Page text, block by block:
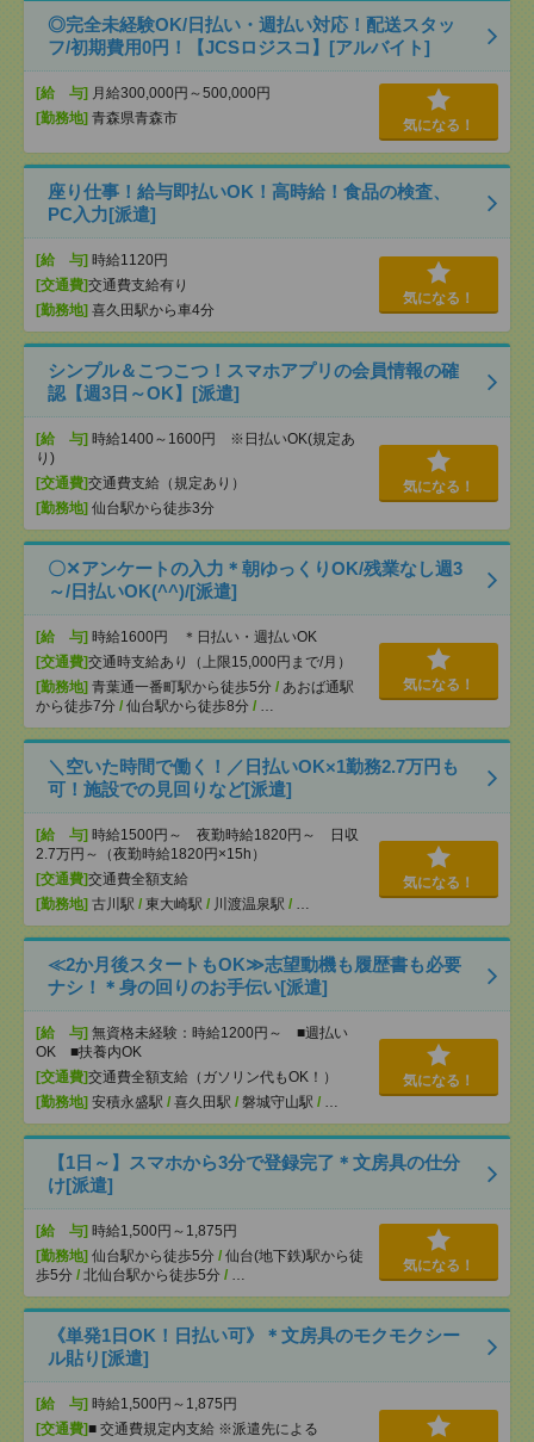
◎完全未経験OK/日払い・週払い対応！配送スタッ
フ/初期費用0円！【JCSロジスコ】[アルバイト]
[給 与] 月給300,000円～500,000円
[勤務地] 青森県青森市 気になる！
座り仕事！給与即払いOK！高時給！食品の検査、
PC入力[派遣]
[給 与] 時給1120円
[交通費]交通費支給有り
[勤務地] 喜久田駅から車4分
気になる！
シンプル＆こつこつ！スマホアプリの会員情報の確
認【週3日～OK】[派遣]
[給 与] 時給1400～1600円 ※日払いOK(規定あ
り)
[交通費]交通費支給（規定あり）
[勤務地] 仙台駅から徒歩3分
気になる！
〇✕アンケートの入力＊朝ゆっくりOK/残業なし週3
～/日払いOK(^^)/[派遣]
[給 与] 時給1600円 ＊日払い・週払いOK
[交通費]交通時支給あり（上限15,000円まで/月）
[勤務地] 青葉通一番町駅から徒歩5分 / あおば通駅
から徒歩7分 / 仙台駅から徒歩8分 / …
気になる！
＼空いた時間で働く！／日払いOK×1勤務2.7万円も
可！施設での見回りなど[派遣]
[給 与] 時給1500円～ 夜勤時給1820円～ 日収
2.7万円～（夜勤時給1820円×15h）
[交通費]交通費全額支給
[勤務地] 古川駅 / 東大崎駅 / 川渡温泉駅 / …
気になる！
≪2か月後スタートもOK≫志望動機も履歴書も必要
ナシ！＊身の回りのお手伝い[派遣]
[給 与] 無資格未経験：時給1200円～ ■週払い
OK ■扶養内OK
[交通費]交通費全額支給（ガソリン代もOK！）
[勤務地] 安積永盛駅 / 喜久田駅 / 磐城守山駅 / …
気になる！
【1日～】スマホから3分で登録完了＊文房具の仕分
け[派遣]
[給 与] 時給1,500円～1,875円
[勤務地] 仙台駅から徒歩5分 / 仙台(地下鉄)駅から徒
歩5分 / 北仙台駅から徒歩5分 / …
気になる！
《単発1日OK！日払い可》＊文房具のモクモクシー
ル貼り[派遣]
[給 与] 時給1,500円～1,875円
[交通費]■ 交通費規定内支給 ※派遣先による